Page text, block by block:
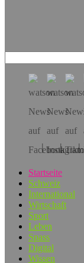
Startseite
Schweiz
International
Wirtschaft
Sport
Leben
Spass
Digital
Wissen